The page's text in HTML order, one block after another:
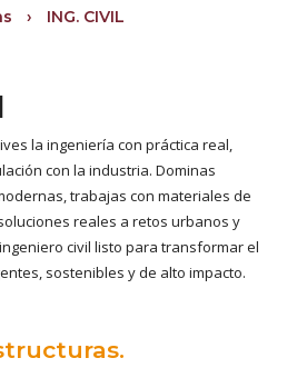
› ING. CIVIL
la ingeniería con práctica real,
con la industria. Dominas
trabajas con materiales de
reales a retos urbanos y
civil listo para transformar el
sostenibles y de alto impacto.